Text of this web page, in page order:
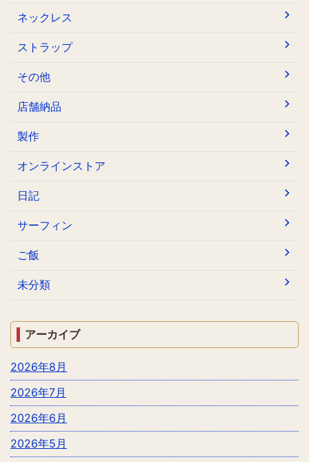
ネックレス
ストラップ
その他
店舗納品
製作
オンラインストア
日記
サーフィン
ご飯
未分類
アーカイブ
2026年8月
2026年7月
2026年6月
2026年5月